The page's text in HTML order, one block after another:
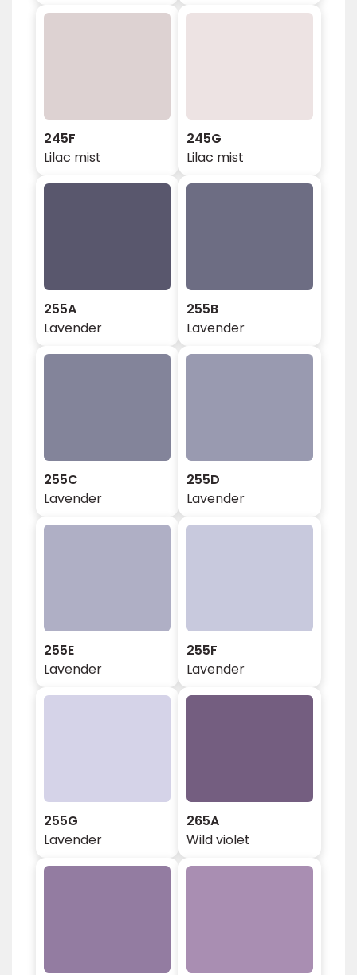
245F
Lilac mist
245G
Lilac mist
255A
Lavender
255B
Lavender
255C
Lavender
255D
Lavender
255E
Lavender
255F
Lavender
255G
Lavender
265A
Wild violet